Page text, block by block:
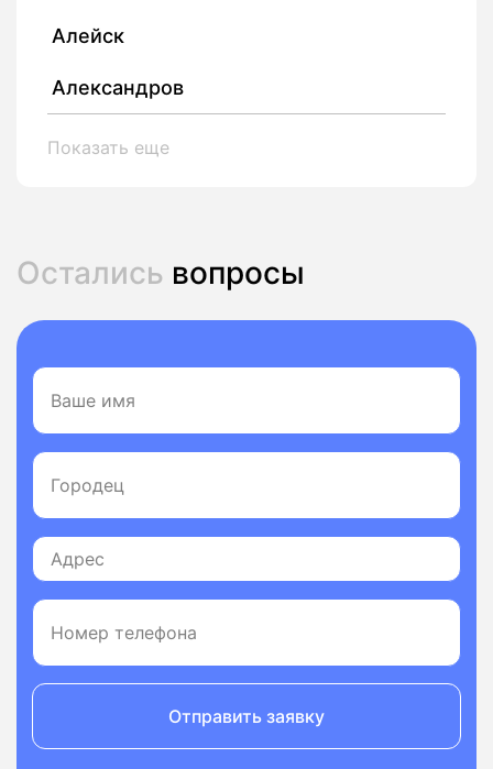
Алейск
Александров
Показать еще
Остались вопросы
Отправить заявку